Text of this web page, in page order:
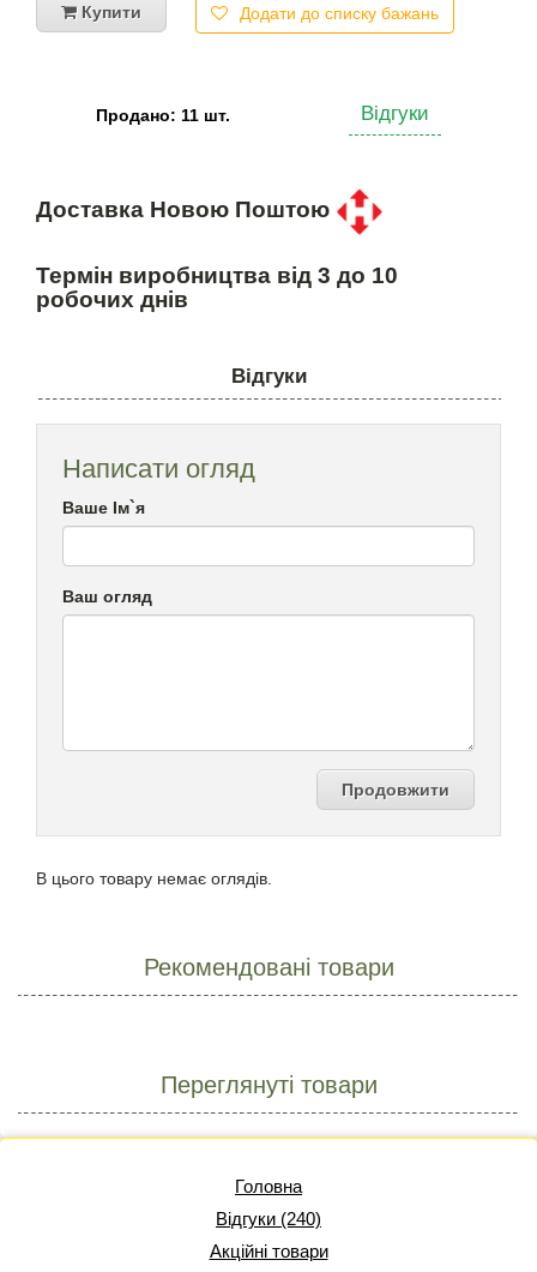
Купити Додати до списку бажань
Продано: 11 шт. Відгуки
Доставка Новою Поштою
Термін виробництва від 3 до 10
робочих днів
Відгуки
Написати огляд
Ваше Ім`я
Ваш огляд
Продовжити
В цього товару немає оглядів.
Рекомендовані товари
Переглянуті товари
Головна
Відгуки (240)
Акційні товари